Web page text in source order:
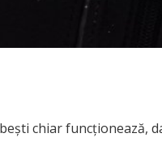
chiar funcționează,